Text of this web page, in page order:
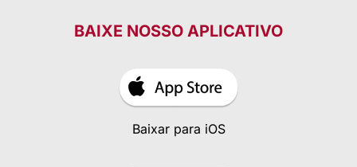
BAIXE NOSSO APLICATIVO
Baixar para iOS